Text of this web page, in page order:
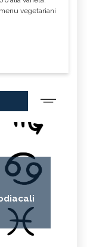
vegetariani